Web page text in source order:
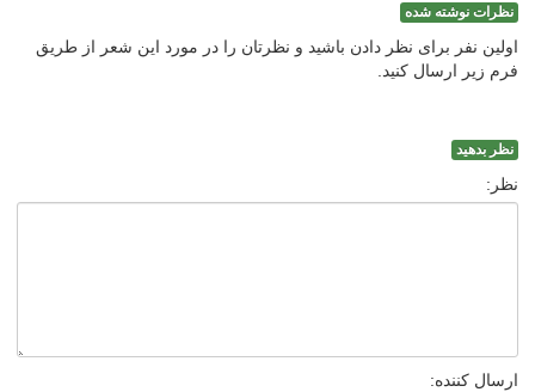
نظرات نوشته شده
اولین نفر برای نظر دادن باشید و نظرتان را در مورد این شعر از طریق
فرم زیر ارسال کنید.
نظر بدهید
نظر:
ارسال کننده: